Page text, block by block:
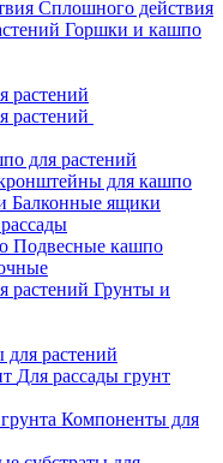
Сплошного действия
Горшки и кашпо
растений
растений
для растений
для кашпо
Балконные ящики
Подвесные кашпо
Грунты и
для растений
Для рассады грунт
Компоненты для